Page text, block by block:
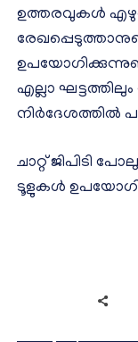
ഉത്തരവുകള്‍
എല്ലാ
നിര്‍ദേശത്തില്‍
ചാറ്റ് ജിപിടി
ടൂളുകള്‍